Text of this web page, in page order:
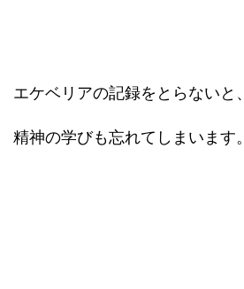
エケベリアの記録をとらないと、
精神の学びも忘れてしまいます。